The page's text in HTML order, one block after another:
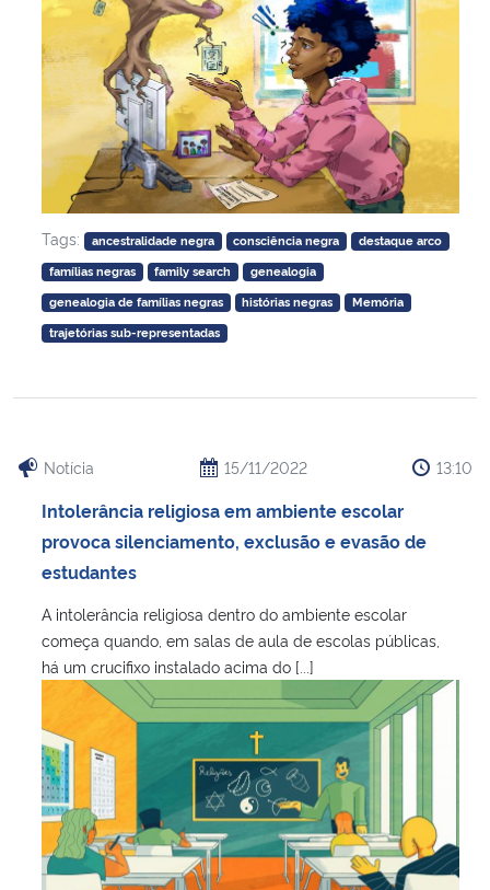
Tags: ancestralidade negra consciência negra
destaque arco
famílias negras
family search
genealogia
genealogia de famílias negras
histórias negras
Memória
trajetórias sub-representadas
Notícia 15/11/2022 13:10
Intolerância religiosa em ambiente escolar
provoca silenciamento, exclusão e evasão de
estudantes
A intolerância religiosa dentro do ambiente escolar
começa quando, em salas de aula de escolas públicas,
há um crucifixo instalado acima do [...]